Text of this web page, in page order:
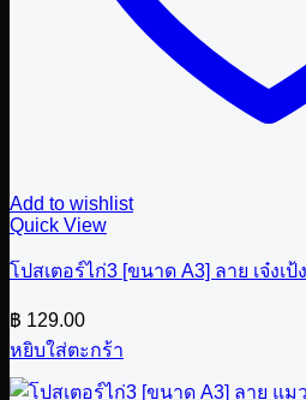
Add to wishlist
Quick View
โปสเตอร์ไก่3 [ขนาด A3] ลาย เจ๋งเป้
฿ 129.00
หยิบใส่ตะกร้า